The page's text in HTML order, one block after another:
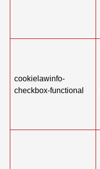
cookielawinfo-
checkbox-functional